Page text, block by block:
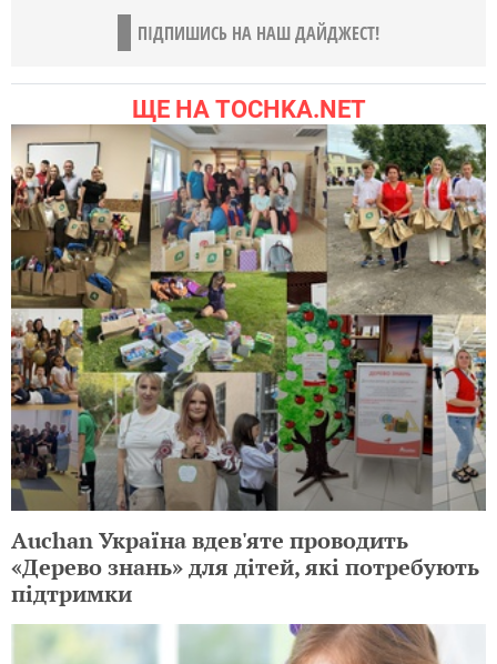
ПІДПИШИСЬ НА НАШ ДАЙДЖЕСТ!
ЩЕ НА TOCHKA.NET
Auchan Україна вдев'яте проводить
«Дерево знань» для дітей, які потребують
підтримки